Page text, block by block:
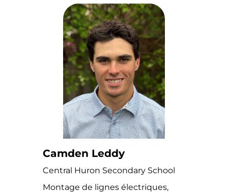
Camden Leddy
Central Huron Secondary School
Montage de lignes électriques,